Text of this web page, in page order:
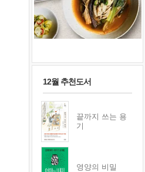
12월 추천도서
끝까지 쓰는 용
기
영양의 비밀